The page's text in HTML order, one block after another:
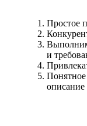
Простое
и
Понятное
описание